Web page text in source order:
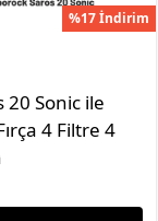
%17 İndirim
20 Sonic ile
4 Filtre 4